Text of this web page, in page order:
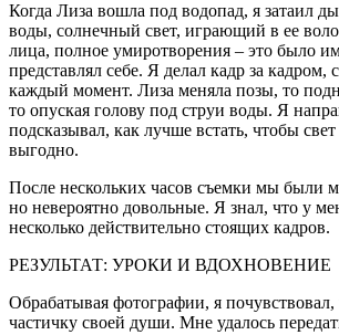
Когда Лиза вошла под водопад, я затаил
воды, солнечный свет, играющий в ее
лица, полное умиротворения – это было
представлял себе. Я делал кадр за кадром,
каждый момент. Лиза меняла позы, то
то опуская голову под струи воды. Я
подсказывал, как лучше встать, чтобы
выгодно.
После нескольких часов съемки мы были
но невероятно довольные. Я знал, что у
несколько действительно стоящих кадров.
РЕЗУЛЬТАТ: УРОКИ И ВДОХНОВЕНИЕ
Обрабатывая фотографии, я
частичку своей души. Мне удалось